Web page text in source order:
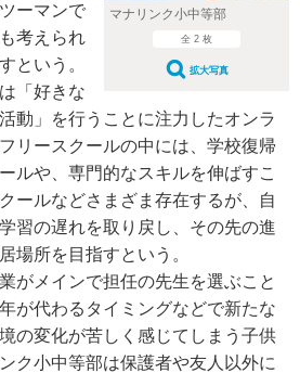
マナリンク小中等部
全 2 枚
拡大写真
ーマンで
考えられ
という。
「好きな
動」を行うことに注力したオンラ
リースクールの中には、学校復帰
ルや、専門的なスキルを伸ばすこ
ールなどさまざま存在するが、自
習の遅れを取り戻し、その先の進
場所を目指すという。
がメインで担任の先生を選ぶこと
が代わるタイミングなどで新たな
の変化が苦しく感じてしまう子供
ク小中等部は保護者や友人以外に